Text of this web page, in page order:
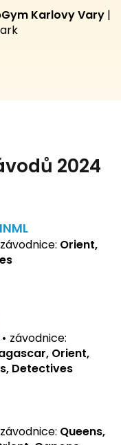
Karlovy Vary |
2024
závodnice: Orient,
• závodnice:
Orient,
Detectives
závodnice: Queens,